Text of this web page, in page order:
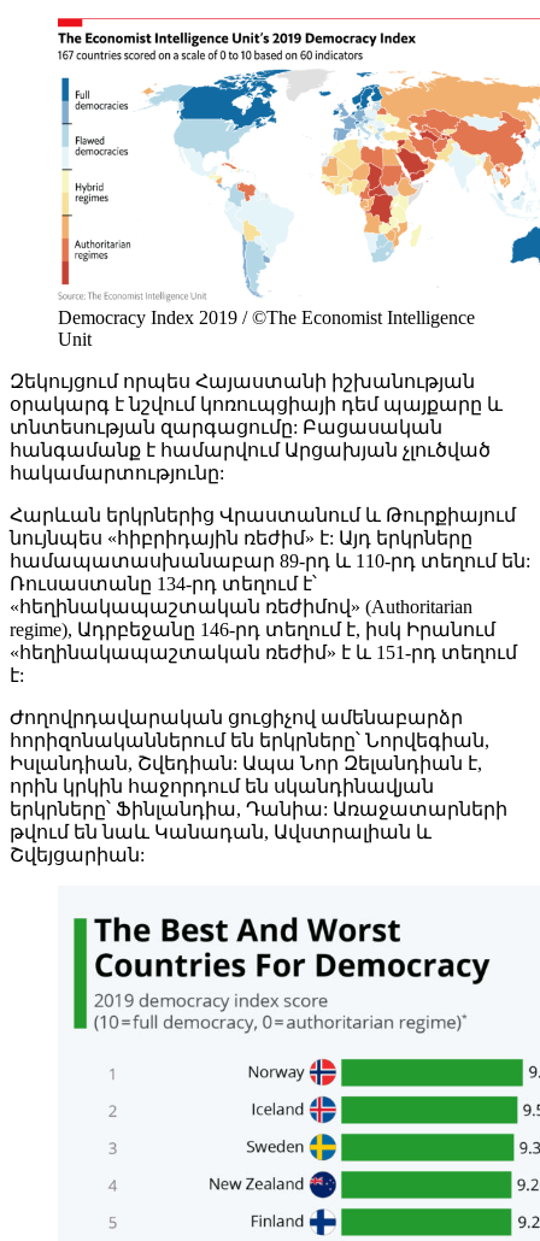
Democracy Index 2019 / ©The Economist Intelligence
Unit
Զեկույցում որպես Հայաստանի իշխանության
օրակարգ է նշվում կոռուպցիայի դեմ պայքարը և
տնտեսության զարգացումը: Բացասական
հանգամանք է համարվում Արցախյան չլուծված
հակամարտությունը:
Հարևան երկրներից Վրաստանում և Թուրքիայում
նույնպես «հիբրիդային ռեժիմ» է: Այդ երկրները
համապատասխանաբար 89-րդ և 110-րդ տեղում են:
Ռուսաստանը 134-րդ տեղում է՝
«հեղինակապաշտական ռեժիմով» (Authoritarian
regime), Ադրբեջանը 146-րդ տեղում է, իսկ Իրանում
«հեղինակապաշտական ռեժիմ» է և 151-րդ տեղում
է:
Ժողովրդավարական ցուցիչով ամենաբարձր
հորիզոնականներում են երկրները՝ Նորվեգիան,
Իսլանդիան, Շվեդիան: Ապա Նոր Զելանդիան է,
որին կրկին հաջորդում են սկանդինավյան
երկրները՝ Ֆինլանդիա, Դանիա: Առաջատարների
թվում են նաև Կանադան, Ավստրալիան և
Շվեյցարիան: